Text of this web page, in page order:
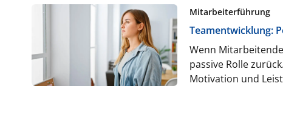
Mitarbeiterführung
Teamentwicklung:
Wenn
passive Rolle
Motivation und